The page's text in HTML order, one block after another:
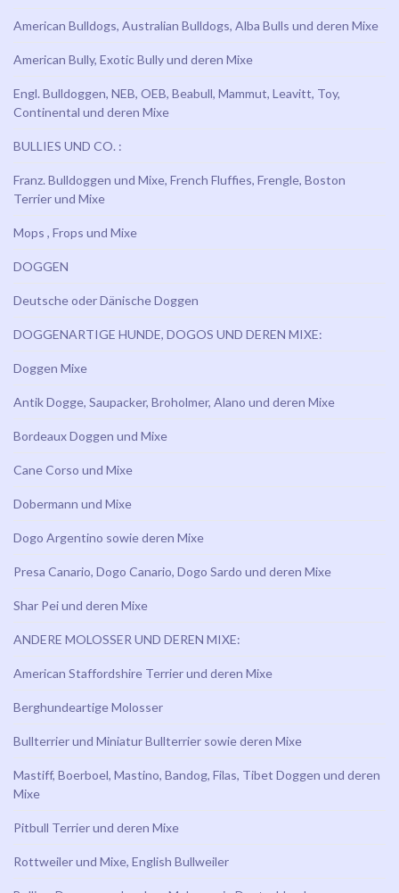
American Bulldogs, Australian Bulldogs, Alba Bulls und deren Mixe
American Bully, Exotic Bully und deren Mixe
Engl. Bulldoggen, NEB, OEB, Beabull, Mammut, Leavitt, Toy,
Continental und deren Mixe
BULLIES UND CO. :
Franz. Bulldoggen und Mixe, French Fluffies, Frengle, Boston
Terrier und Mixe
Mops , Frops und Mixe
DOGGEN
Deutsche oder Dänische Doggen
DOGGENARTIGE HUNDE, DOGOS UND DEREN MIXE:
Doggen Mixe
Antik Dogge, Saupacker, Broholmer, Alano und deren Mixe
Bordeaux Doggen und Mixe
Cane Corso und Mixe
Dobermann und Mixe
Dogo Argentino sowie deren Mixe
Presa Canario, Dogo Canario, Dogo Sardo und deren Mixe
Shar Pei und deren Mixe
ANDERE MOLOSSER UND DEREN MIXE:
American Staffordshire Terrier und deren Mixe
Berghundeartige Molosser
Bullterrier und Miniatur Bullterrier sowie deren Mixe
Mastiff, Boerboel, Mastino, Bandog, Filas, Tibet Doggen und deren
Mixe
Pitbull Terrier und deren Mixe
Rottweiler und Mixe, English Bullweiler